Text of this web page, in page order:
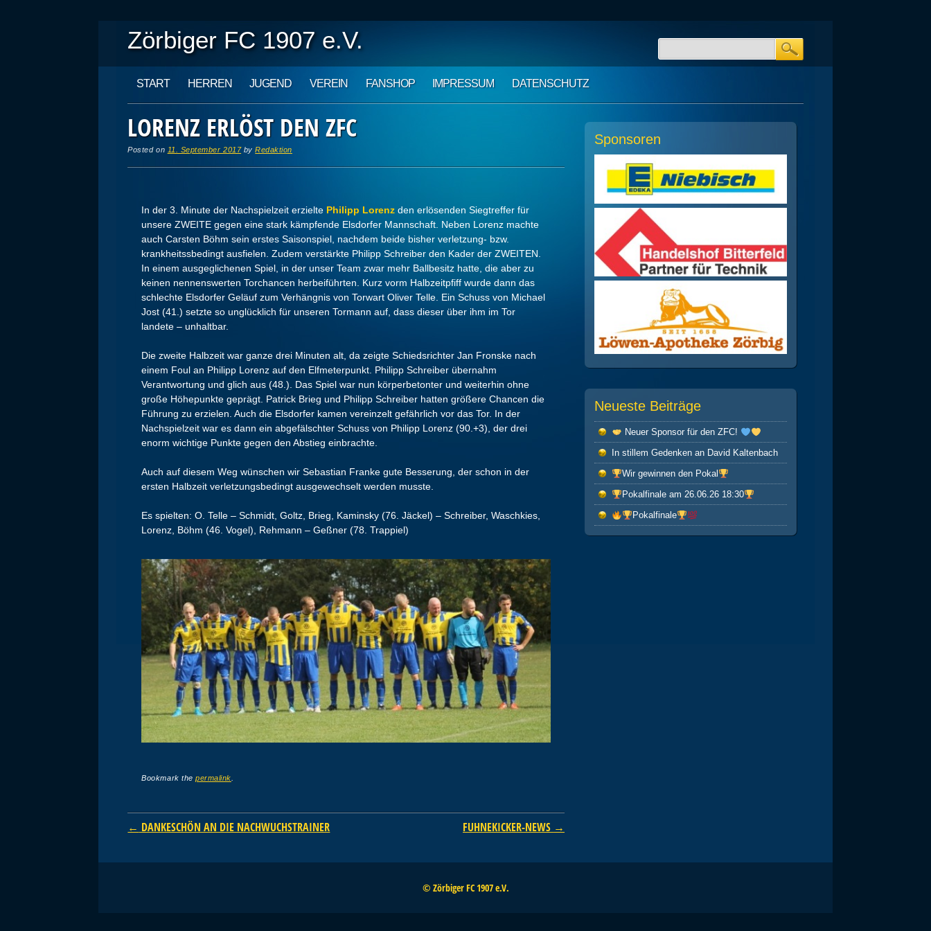
Zörbiger FC 1907 e.V.
Main menu
content
START HERREN JUGEND VEREIN FANSHOP IMPRESSUM DATENSCHUTZ
LORENZ ERLÖST DEN ZFC
Posted on 11. September 2017 byRedaktion
In der 3. Minute der Nachspielzeit erzielte Philipp Lorenz den erlösenden Siegtreffer für
unsere ZWEITE gegen eine stark kämpfende Elsdorfer Mannschaft. Neben Lorenz machte
auch Carsten Böhm sein erstes Saisonspiel, nachdem beide bisher verletzung- bzw.
krankheitssbedingt ausfielen. Zudem verstärkte Philipp Schreiber den Kader der ZWEITEN.
In einem ausgeglichenen Spiel, in der unser Team zwar mehr Ballbesitz hatte, die aber zu
keinen nennenswerten Torchancen herbeiführten. Kurz vorm Halbzeitpfiff wurde dann das
schlechte Elsdorfer Geläuf zum Verhängnis von Torwart Oliver Telle. Ein Schuss von Michael
Jost (41.) setzte so unglücklich für unseren Tormann auf, dass dieser über ihm im Tor
landete – unhaltbar.
Die zweite Halbzeit war ganze drei Minuten alt, da zeigte Schiedsrichter Jan Fronske nach
einem Foul an Philipp Lorenz auf den Elfmeterpunkt. Philipp Schreiber übernahm
Verantwortung und glich aus (48.). Das Spiel war nun körperbetonter und weiterhin ohne
große Höhepunkte geprägt. Patrick Brieg und Philipp Schreiber hatten größere Chancen die
Führung zu erzielen. Auch die Elsdorfer kamen vereinzelt gefährlich vor das Tor. In der
Nachspielzeit war es dann ein abgefälschter Schuss von Philipp Lorenz (90.+3), der drei
enorm wichtige Punkte gegen den Abstieg einbrachte.
Auch auf diesem Weg wünschen wir Sebastian Franke gute Besserung, der schon in der
ersten Halbzeit verletzungsbedingt ausgewechselt werden musste.
Es spielten: O. Telle – Schmidt, Goltz, Brieg, Kaminsky (76. Jäckel) – Schreiber, Waschkies,
Lorenz, Böhm (46. Vogel), Rehmann – Geßner (78. Trappiel)
Bookmark thepermalink
Post navigation
← DANKESCHÖN AN DIE NACHWUCHSTRAINER FUHNEKICKER-NEWS →
Sponsoren
Neueste Beiträge
Neuer Sponsor für den ZFC!
In stillem Gedenken an David Kaltenbach
Wir gewinnen den Pokal
Pokalfinale am 26.06.26 18:30
Pokalfinale
© Zörbiger FC 1907 e.V.